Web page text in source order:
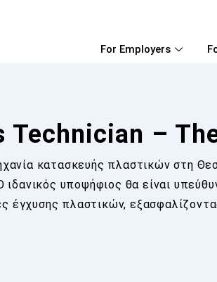
For Employers
–
κατασκευής πλαστικών στη
υποψήφιος θα είναι
έγχυσης πλαστικών,